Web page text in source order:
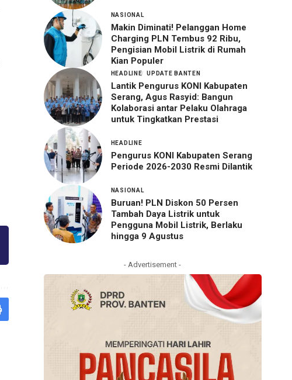
NASIONAL
Makin Diminati! Pelanggan Home
Charging PLN Tembus 92 Ribu,
Pengisian Mobil Listrik di Rumah
Kian Populer
HEADLINE UPDATE BANTEN
Lantik Pengurus KONI Kabupaten
Serang, Agus Rasyid: Bangun
Kolaborasi antar Pelaku Olahraga
untuk Tingkatkan Prestasi
HEADLINE
Pengurus KONI Kabupaten Serang
Periode 2026-2030 Resmi Dilantik
NASIONAL
Buruan! PLN Diskon 50 Persen
Tambah Daya Listrik untuk
Pengguna Mobil Listrik, Berlaku
hingga 9 Agustus
- Advertisement -